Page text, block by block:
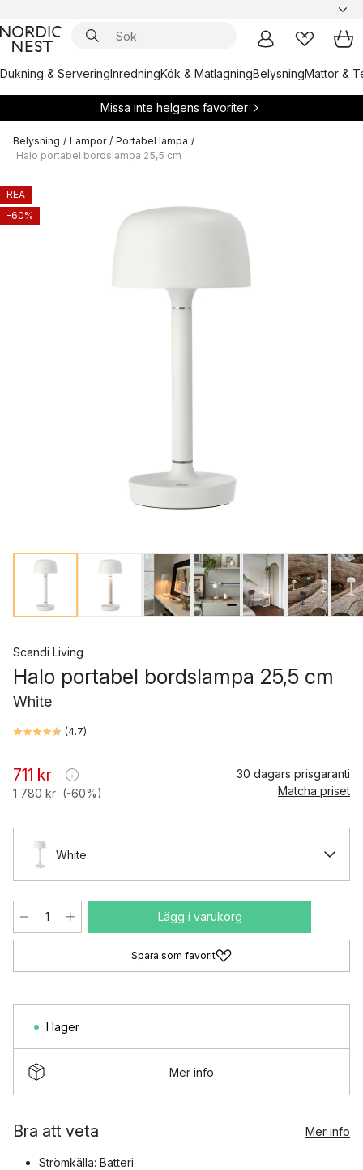
Dukning & ServeringInredningKök & MatlagningBelysningMattor &
Missa inte helgens favoriter
Belysning / Lampor / Portabel lampa /
Halo portabel bordslampa 25,5 cm
REA
-60%
Scandi Living
Halo portabel bordslampa 25,5 cm
White
(4.7)
711 kr
1 780 kr (-60%)
30 dagars prisgaranti
Matcha priset
White
Lägg i varukorg
Spara som favorit
I lager
Mer info
Bra att veta Mer info
Strömkälla: Batteri